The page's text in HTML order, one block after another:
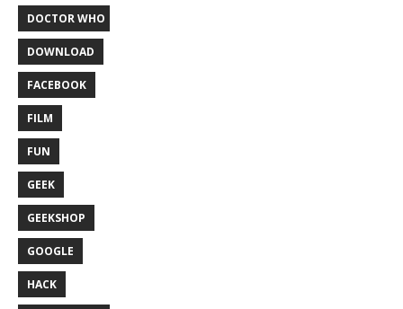
DOCTOR WHO
DOWNLOAD
FACEBOOK
FILM
FUN
GEEK
GEEKSHOP
GOOGLE
HACK